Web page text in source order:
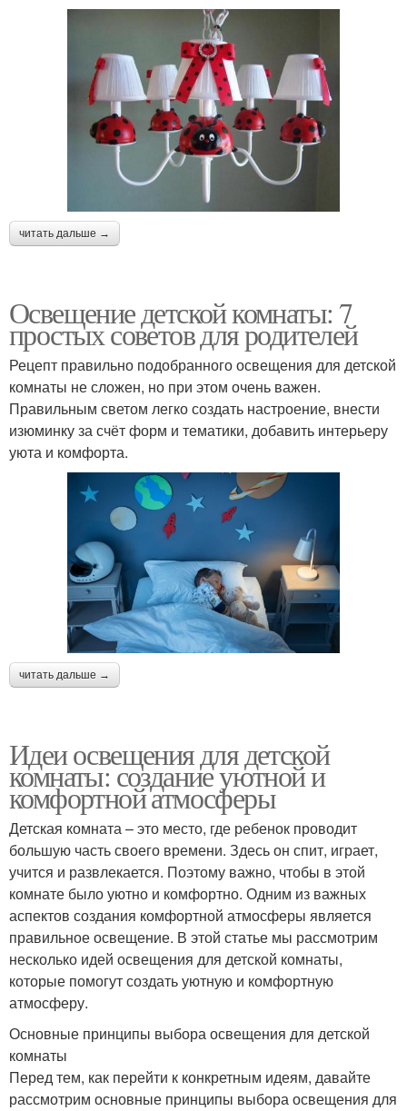
читать дальше →
Освещение детской комнаты: 7
простых советов для родителей
Рецепт правильно подобранного освещения для детской
комнаты не сложен, но при этом очень важен.
Правильным светом легко создать настроение, внести
изюминку за счёт форм и тематики, добавить интерьеру
уюта и комфорта.
читать дальше →
Идеи освещения для детской
комнаты: создание уютной и
комфортной атмосферы
Детская комната – это место, где ребенок проводит
большую часть своего времени. Здесь он спит, играет,
учится и развлекается. Поэтому важно, чтобы в этой
комнате было уютно и комфортно. Одним из важных
аспектов создания комфортной атмосферы является
правильное освещение. В этой статье мы рассмотрим
несколько идей освещения для детской комнаты,
которые помогут создать уютную и комфортную
атмосферу.
Основные принципы выбора освещения для детской
комнаты
Перед тем, как перейти к конкретным идеям, давайте
рассмотрим основные принципы выбора освещения для